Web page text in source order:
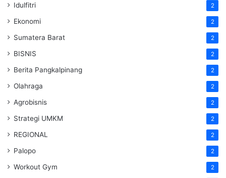
Idulfitri 2
Ekonomi 2
Sumatera Barat 2
BISNIS 2
Berita Pangkalpinang 2
Olahraga 2
Agrobisnis 2
Strategi UMKM 2
REGIONAL 2
Palopo 2
Workout Gym 2